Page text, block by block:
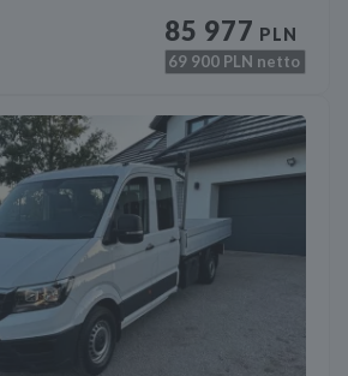
85 977 PLN
69 900 PLN netto